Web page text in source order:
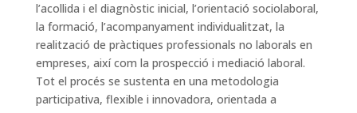
l’acollida i el diagnòstic inicial, l’orientació sociolaboral,
la formació, l’acompanyament individualitzat, la
realització de pràctiques professionals no laborals en
empreses, així com la prospecció i mediació laboral.
Tot el procés se sustenta en una metodologia
participativa, flexible i innovadora, orientada a